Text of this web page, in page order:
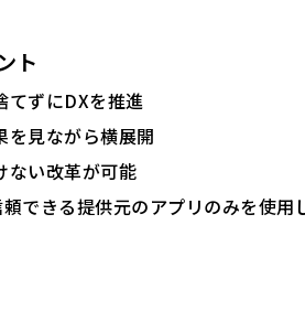
ト
てずにDXを推進
を見ながら横展開
ない改革が可能
できる提供元のアプリのみを使用